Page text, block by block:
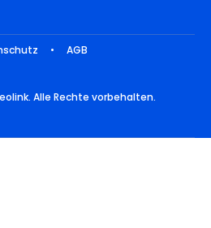
• AGB
Alle Rechte vorbehalten.